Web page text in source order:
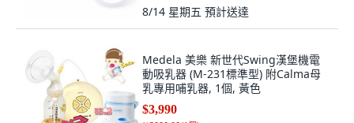
8/14 星期五 預計送達
Medela 美樂 新世代Swing漢堡機電
動吸乳器 (M-231標準型) 附Calma母
乳專用哺乳器, 1個, 黃色
$3,990